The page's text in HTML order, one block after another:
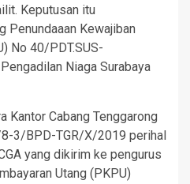
Keputusan itu
Penundaaan Kewajiban
No 40/PDT.SUS-
Niaga Surabaya
Kantor Cabang Tenggarong
3/BPD-TGR/X/2019 perihal
yang dikirim ke pengurus
Utang (PKPU)